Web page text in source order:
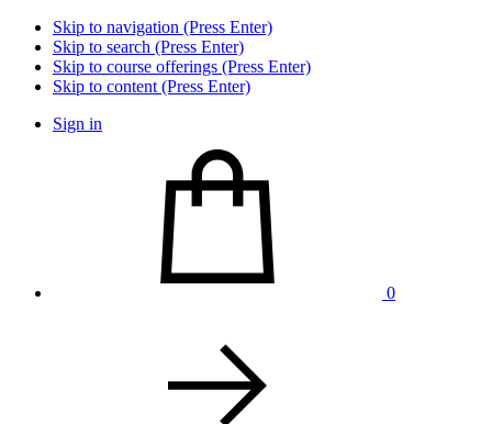
Skip to navigation (Press Enter)
Skip to search (Press Enter)
Skip to course offerings (Press Enter)
Skip to content (Press Enter)
Sign in
0